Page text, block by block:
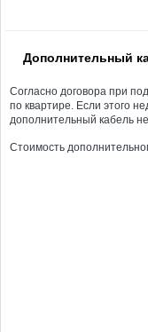
Дополнительный
Согласно договора при
по квартире. Если этого
дополнительный кабель
Стоимость